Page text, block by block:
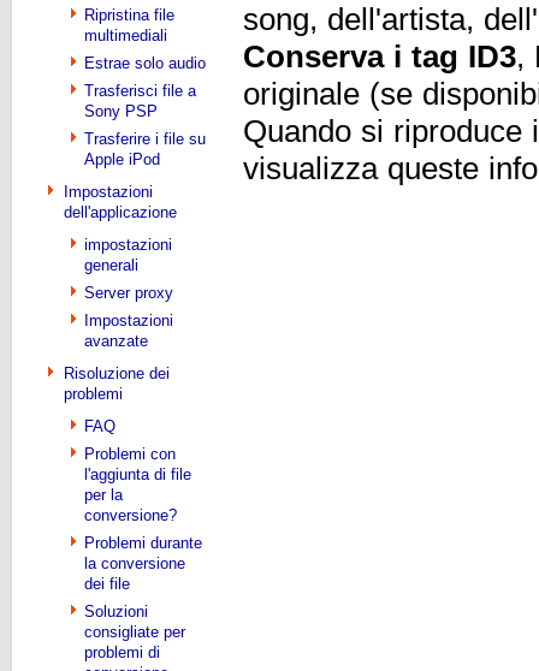
Ripristina file
multimediali
Estrae solo audio
Trasferisci file a
Sony PSP
Trasferire i file su
Apple iPod
Impostazioni
dell'applicazione
impostazioni
generali
Server proxy
Impostazioni
avanzate
Risoluzione dei
problemi
FAQ
Problemi con
l'aggiunta di file
per la
conversione?
Problemi durante
la conversione
dei file
Soluzioni
consigliate per
problemi di
song, dell'artista,
Conserva i tag ID3,
originale (se
Quando si riproduce
visualizza queste